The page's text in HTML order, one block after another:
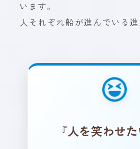
います。
人それぞれ船が進んでいる進
『人を笑わせた
あなたは今、どん
船は、どんな景色